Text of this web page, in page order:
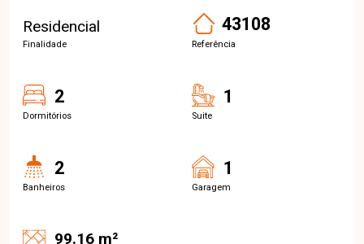
Residencial
Finalidade
43108
Referência
2
Dormitórios
1
Suite
2
Banheiros
1
Garagem
99.16 m²